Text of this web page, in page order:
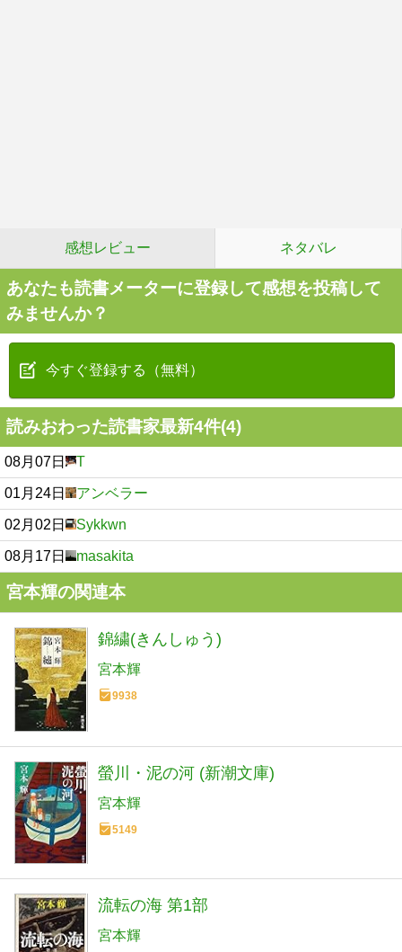
感想レビュー ネタバレ
あなたも読書メーターに登録して感想を投稿して
みませんか？
今すぐ登録する（無料）
読みおわった読書家最新4件(4)
08月07日 T
01月24日 アンベラー
02月02日 Sykkwn
08月17日 masakita
宮本輝の関連本
錦繍(きんしゅう)
宮本輝
9938
螢川・泥の河 (新潮文庫)
宮本輝
5149
流転の海 第1部
宮本輝